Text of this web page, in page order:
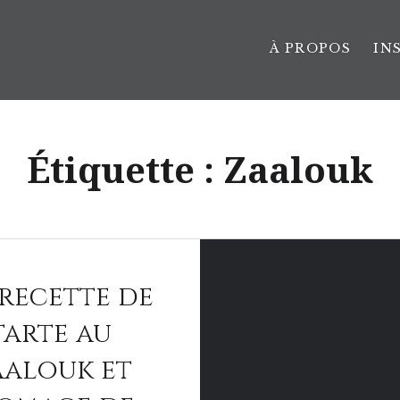
À PROPOS
Étiquette : Zaalouk
de
au
et